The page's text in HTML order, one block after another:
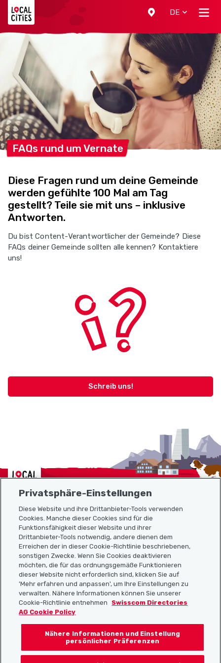
DE
FAQs rund um Vernate
Diese Fragen rund um deine Gemeinde
werden gefühlte 100 Mal am Tag
gestellt? Teile sie mit uns – inklusive
Antworten.
Du bist Content-Verantwortlicher der Gemeinde? Diese
FAQs deiner Gemeinde sollten alle kennen? Kontaktiere
uns!
Schreib uns!
Localcities
Sitemap
Nützliche Links
Localcities App herunterladen
Folgt uns auf:
Privatsphäre-Einstellungen
Diese Website und ihre Drittanbieter-Tools verwenden
Cookies. Manche dieser Cookies sind für die
Funktionsfähigkeit dieser Website und ihrer
Drittanbieter-Tools notwendig, andere dienen dem
Erreichen der in dieser Cookie-Richtlinie beschriebenen,
sonstigen Zwecke. Wenn Sie Cookies deaktivieren
möchten, die für das ordnungsgemäße Funktionieren
dieser Website nicht erforderlich sind, klicken Sie auf
'Mehr erfahren und anpassen', um Ihre Einstellungen zu
verwalten. Nähere Informationen können Sie unserer
Cookie-Richtlinie entnehmen
Swisscom Directories
AG Cookie Policy
Nähere Informationen und Einstellung
persönlicher Präferenzen